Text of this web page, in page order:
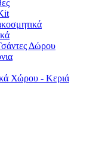
Δώρου
Χώρου - Κεριά